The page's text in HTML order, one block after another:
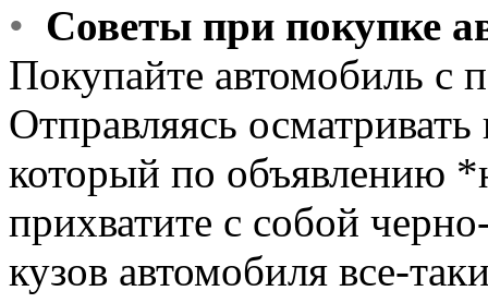
• Советы при покупке
Покупайте автомобиль
Отправляясь
который по объявлению
прихватите с собой
кузов автомобиля все-